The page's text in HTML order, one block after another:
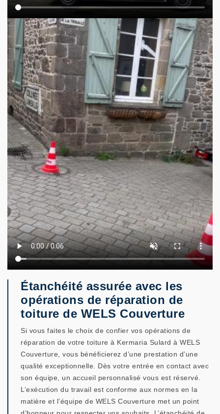
Étanchéité assurée avec les
opérations de réparation de
toiture de WELS Couverture
Si vous faites le choix de confier vos opérations de
réparation de votre toiture à Kermaria Sulard à WELS
Couverture, vous bénéficierez d’une prestation d’une
qualité exceptionnelle. Dès votre entrée en contact avec
son équipe, un accueil personnalisé vous est réservé.
L’exécution du travail est conforme aux normes en la
matière et l’équipe de WELS Couverture met un point